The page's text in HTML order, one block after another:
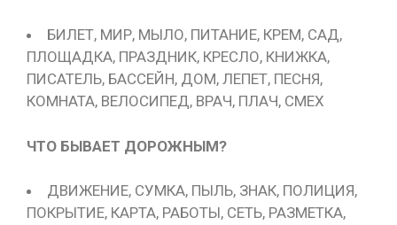
БИЛЕТ, МИР, МЫЛО, ПИТАНИЕ, КРЕМ, САД,
ПЛОЩАДКА, ПРАЗДНИК, КРЕСЛО, КНИЖКА,
ПИСАТЕЛЬ, БАССЕЙН, ДОМ, ЛЕПЕТ, ПЕСНЯ,
КОМНАТА, ВЕЛОСИПЕД, ВРАЧ, ПЛАЧ, СМЕХ
ЧТО БЫВАЕТ ДОРОЖНЫМ?
ДВИЖЕНИЕ, СУМКА, ПЫЛЬ, ЗНАК, ПОЛИЦИЯ,
ПОКРЫТИЕ, КАРТА, РАБОТЫ, СЕТЬ, РАЗМЕТКА,